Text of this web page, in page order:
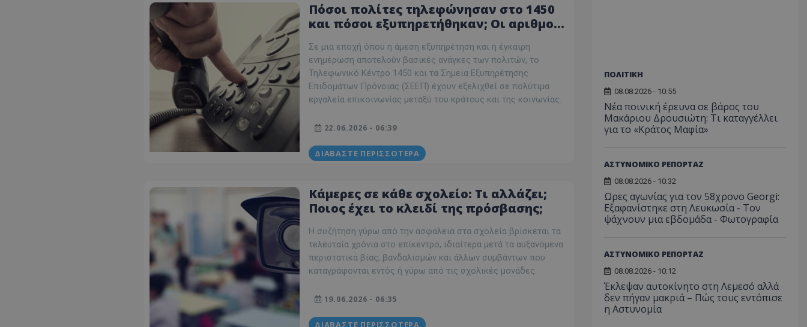
Πόσοι πολίτες τηλεφώνησαν στο 1450
και πόσοι εξυπηρετήθηκαν; Οι αριθμοί
Σε μια εποχή όπου η άμεση εξυπηρέτηση και η έγκαιρη
ενημέρωση αποτελούν βασικές ανάγκες των πολιτών, το
Τηλεφωνικό Κέντρο 1450 και τα Σημεία Εξυπηρέτησης
Επιδομάτων Πρόνοιας (ΣΕΕΠ) έχουν εξελιχθεί σε πολύτιμα
εργαλεία επικοινωνίας μεταξύ του κράτους και της κοινωνίας.
22.06.2026 - 06:39
ΔΙΑΒΆΣΤΕ ΠΕΡΙΣΣΌΤΕΡΑ
Κάμερες σε κάθε σχολείο: Τι αλλάζει;
Ποιος έχει το κλειδί της πρόσβασης;
Η συζήτηση γύρω από την ασφάλεια στα σχολεία βρίσκεται τα
τελευταία χρόνια στο επίκεντρο, ιδιαίτερα μετά τα αυξανόμενα
περιστατικά βίας, βανδαλισμών και άλλων συμβάντων που
καταγράφονται εντός ή γύρω από τις σχολικές μονάδες.
19.06.2026 - 06:35
ΔΙΑΒΆΣΤΕ ΠΕΡΙΣΣΌΤΕΡΑ
ΠΟΛΙΤΙΚΗ
08.08.2026 - 10:55
Νέα ποινική έρευνα σε βάρος του
Μακάριου Δρουσιώτη: Τι καταγγέλλει
για το «Κράτος Μαφία»
ΑΣΤΥΝΟΜΙΚΟ ΡΕΠΟΡΤΑΖ
08.08.2026 - 10:32
Ωρες αγωνίας για τον 58χρονο Georgi:
Εξαφανίστηκε στη Λευκωσία - Toν
ψάχνουν μια εβδομάδα - Φωτογραφία
ΑΣΤΥΝΟΜΙΚΟ ΡΕΠΟΡΤΑΖ
08.08.2026 - 10:12
Έκλεψαν αυτοκίνητο στη Λεμεσό αλλά
δεν πήγαν μακριά – Πώς τους εντόπισε
η Αστυνομία